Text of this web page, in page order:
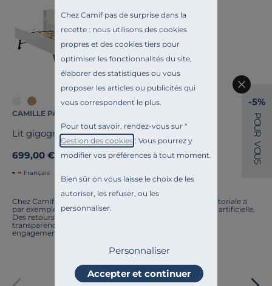
Chez Camif pas de surprise dans la
recette : nous utilisons des cookies
propres et des cookies tiers pour
optimiser les fonctionnalités du site,
élaborer des statistiques ou vous
proposer les articles ou publicités qui
vous correspondent le plus.
Pour tout savoir, rendez-vous sur "
Gestion des cookies". Vous pourrez y
modifier vos préférences à tout moment.
Bien sûr on vous laisse le choix de les
autoriser, les refuser, ou les
personnaliser.
Personnaliser
Accepter et continuer
CAMILLE PAR CAMIF
Lit gigogne Sebastian
699,00 €
Français
Chez Camif, on innove en permanence. Notre équipe éditoriale a
par exemple généré cette page à l'aide d'une intelligence artificielle.
Des retours ? Nous sommes à l'écoute. Tout comme la
transparence, l'amélioration continue fait partie de nos
engagements.
Paiement sécurisé
-5%
P
O
U
R
V
O
U
S